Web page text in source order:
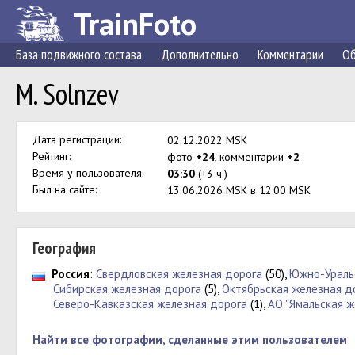
TrainFoto
База подвижного состава Дополнительно Комментарии
M. Solnzev
Дата регистрации:
02.12.2022 MSK
Рейтинг:
фото +24, комментарии +2
Время у пользователя:
03:30 (+3 ч.)
Был на сайте:
13.06.2026 MSK в 12:00 MSK
География
Россия: Свердловская железная дорога (50),Южно-
Сибирская железная дорога (5),Октябрьская железная
Северо-Кавказская железная дорога (1),АО "Ямальская
Найти все фотографии, сделанные этим пользователем